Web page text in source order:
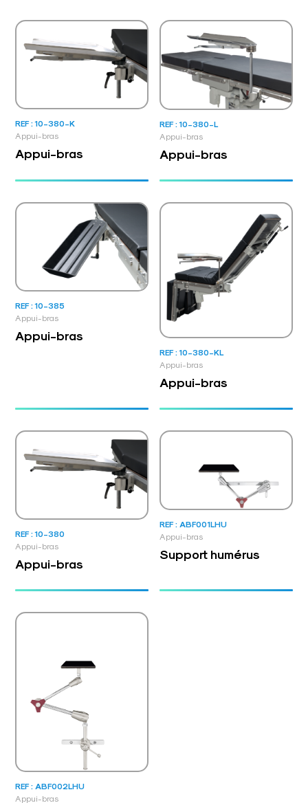
Appui-bras
REF : 10-380-K
Appui-bras
Appui-bras
REF : 10-380-L
Appui-bras
Appui-bras
REF : 10-385
Appui-bras
Appui-bras
REF : 10-380-KL
Appui-bras
Appui-bras
REF : 10-380
Appui-bras
Appui-bras
REF : ABF001LHU
Support humérus
Appui-bras
REF : ABF002LHU